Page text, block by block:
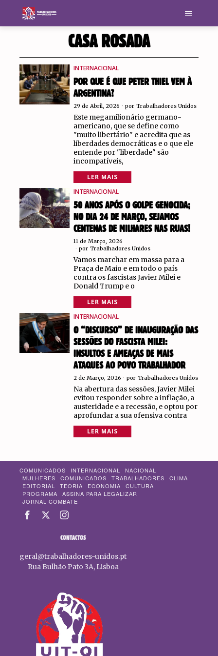
CASA ROSADA
INTERNACIONAL
POR QUE É QUE PETER THIEL VEM À
ARGENTINA?
29 de Abril, 2026 por Trabalhadores Unidos
Este megamilionário germano-
americano, que se define como
"muito libertário" e acredita que as
liberdades democráticas e o que ele
entende por "liberdade" são
incompatíveis,
LER MAIS
INTERNACIONAL
50 ANOS APÓS O GOLPE GENOCIDA;
NO DIA 24 DE MARÇO, SEJAMOS
CENTENAS DE MILHARES NAS RUAS!
11 de Março, 2026
por Trabalhadores Unidos
Vamos marchar em massa para a
Praça de Maio e em todo o país
contra os fascistas Javier Milei e
Donald Trump e o
LER MAIS
INTERNACIONAL
O “DISCURSO” DE INAUGURAÇÃO DAS
SESSÕES DO FASCISTA MILEI:
INSULTOS E AMEAÇAS DE MAIS
ATAQUES AO POVO TRABALHADOR
2 de Março, 2026 por Trabalhadores Unidos
Na abertura das sessões, Javier Milei
evitou responder sobre a inflação, a
austeridade e a recessão, e optou por
aprofundar a sua ofensiva contra
LER MAIS
COMUNICADOS INTERNACIONAL
NACIONAL
MULHERES
COMUNICADOS TRABALHADORES
CLIMA
EDITORIAL
TEORIA ECONOMIA
CULTURA
PROGRAMA
ASSINA PARA LEGALIZAR
JORNAL COMBATE
CONTACTOS
geral@trabalhadores-unidos.pt
Rua Bulhão Pato 3A, Lisboa